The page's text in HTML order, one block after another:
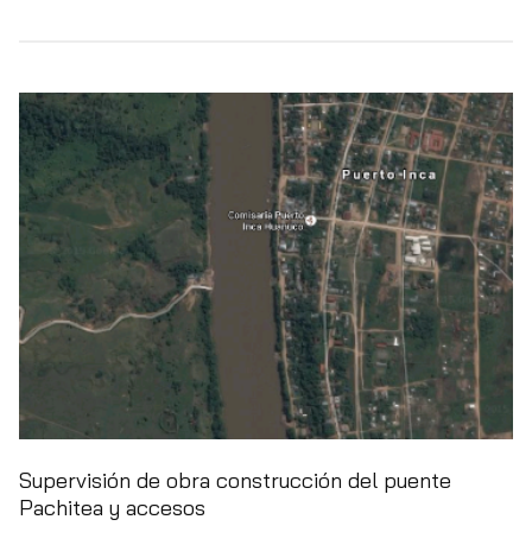
Supervisión de obra construcción del puente
Pachitea y accesos